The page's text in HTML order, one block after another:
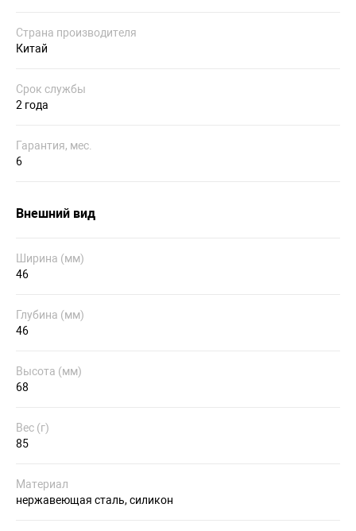
Страна производителя
Китай
Срок службы
2 года
Гарантия, мес.
6
Внешний вид
Ширина (мм)
46
Глубина (мм)
46
Высота (мм)
68
Вес (г)
85
Материал
нержавеющая сталь, силикон